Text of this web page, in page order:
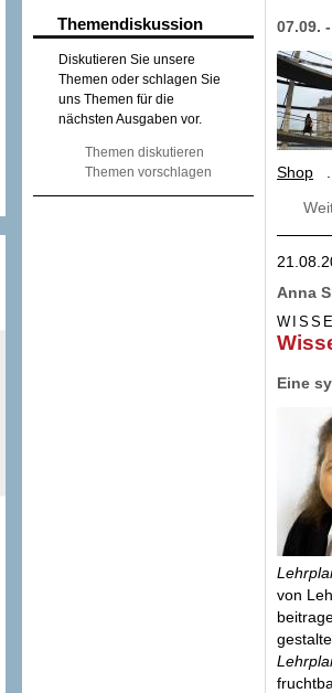
Themendiskussion
Diskutieren Sie unsere
Themen oder schlagen Sie
uns Themen für die
nächsten Ausgaben vor.
Themen diskutieren
Themen vorschlagen
07.09.
Shop
.
Anna
Eine
von